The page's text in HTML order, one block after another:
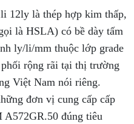
12ly là thép hợp kim thấp,
là HSLA) có bề dày tấm
ly/li/mm thuộc lớp grade
rộng rãi tại thị trường
Việt Nam nói riêng.
đơn vị cung cấp cấp
A572GR.50 đúng tiêu